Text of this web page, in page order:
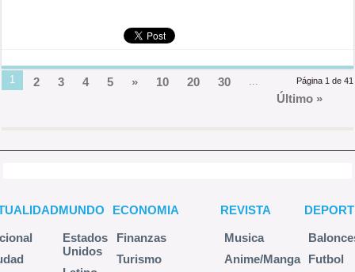
Página 1 de 41
1 2 3 4 5 » 10 20 30 ...
Último »
MUNDO
Estados
Unidos
ECONOMIA
Finanzas
Turismo
REVISTA
Musica
Anime/Manga
Futbol